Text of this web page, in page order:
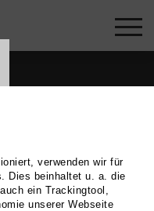
verwenden wir für
Dies beinhaltet u. a. die
ein Trackingtool,
unserer Webseite